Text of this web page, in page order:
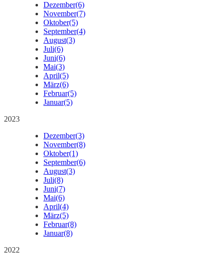
Dezember(6)
November(7)
Oktober(5)
September(4)
August(3)
Juli(6)
Juni(6)
Mai(3)
April(5)
März(6)
Februar(5)
Januar(5)
2023
Dezember(3)
November(8)
Oktober(1)
September(6)
August(3)
Juli(8)
Juni(7)
Mai(6)
April(4)
März(5)
Februar(8)
Januar(8)
2022